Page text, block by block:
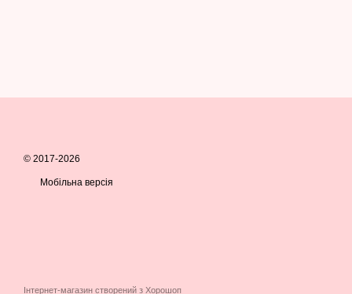
© 2017-2026
Мобільна версія
Інтернет-магазин створений з Хорошоп